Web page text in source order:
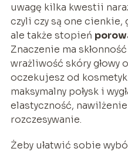
uwagę kilka kwestii
czyli czy są one
ale także stopień
Znaczenie ma
wrażliwość skóry głowy
oczekujesz od
maksymalny połysk i
elastyczność,
rozczesywanie.
Żeby ułatwić sobie